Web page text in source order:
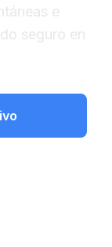
e
seguro en